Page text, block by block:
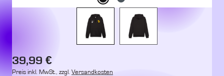
Regulärer Preis:
39,99 €
Preis inkl. MwSt., zzgl. Versandkosten